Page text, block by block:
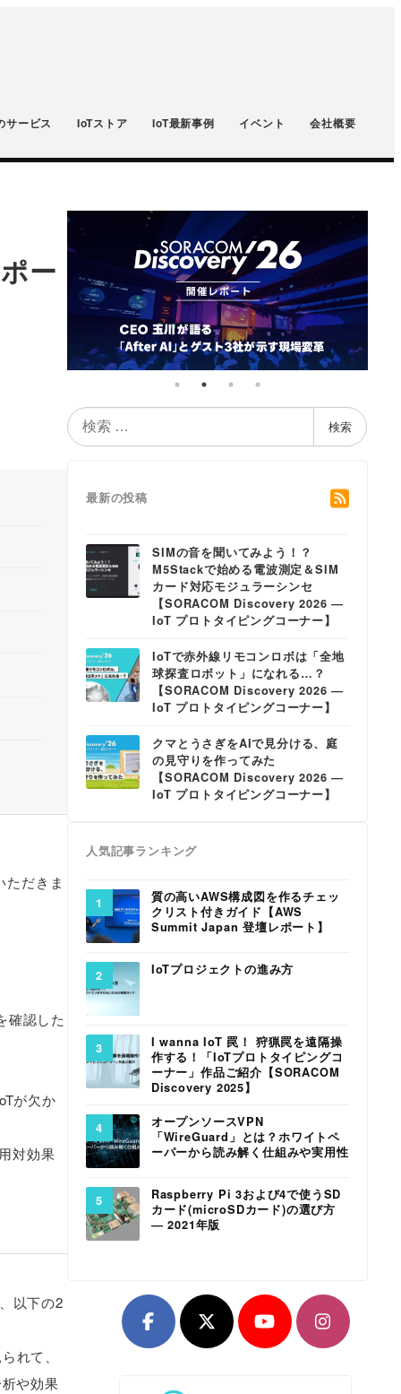
サービス IoTストア IoT最新事例 イベント 会社概要
ー
ただきま
確認した
が欠か
対効果
以下の2
れて、
や効果
検
索
検索
最新の投稿
SIMの音を聞いてみよう！？
M5Stackで始める電波測定＆SIM
カード対応モジュラーシンセ
【SORACOM Discovery 2026 ―
IoT プロトタイピングコーナー】
IoTで赤外線リモコンロボは「全地
球探査ロボット」になれる…？
【SORACOM Discovery 2026 ―
IoT プロトタイピングコーナー】
クマとうさぎをAIで見分ける、庭
の見守りを作ってみた
【SORACOM Discovery 2026 ―
IoT プロトタイピングコーナー】
人気記事ランキング
質の高いAWS構成図を作るチェッ
クリスト付きガイド【AWS
Summit Japan 登壇レポート】
IoTプロジェクトの進み方
I wanna IoT 罠！ 狩猟罠を遠隔操
作する！「IoTプロトタイピングコ
ーナー」作品ご紹介【SORACOM
Discovery 2025】
オープンソースVPN
「WireGuard」とは？ホワイトペ
ーパーから読み解く仕組みや実用性
Raspberry Pi 3および4で使うSD
カード(microSDカード)の選び方
― 2021年版